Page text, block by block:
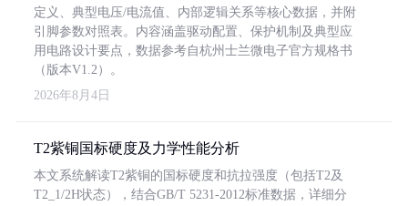
定义、典型电压/电流值、内部逻辑关系等核心数据，并附
引脚参数对照表。内容涵盖驱动配置、保护机制及典型应
用电路设计要点，数据参考自杭州士兰微电子官方规格书
（版本V1.2）。
2026年8月4日
T2紫铜国标硬度及力学性能分析
本文系统解读T2紫铜的国标硬度和抗拉强度（包括T2及
T2_1/2H状态），结合GB/T 5231-2012标准数据，详细分